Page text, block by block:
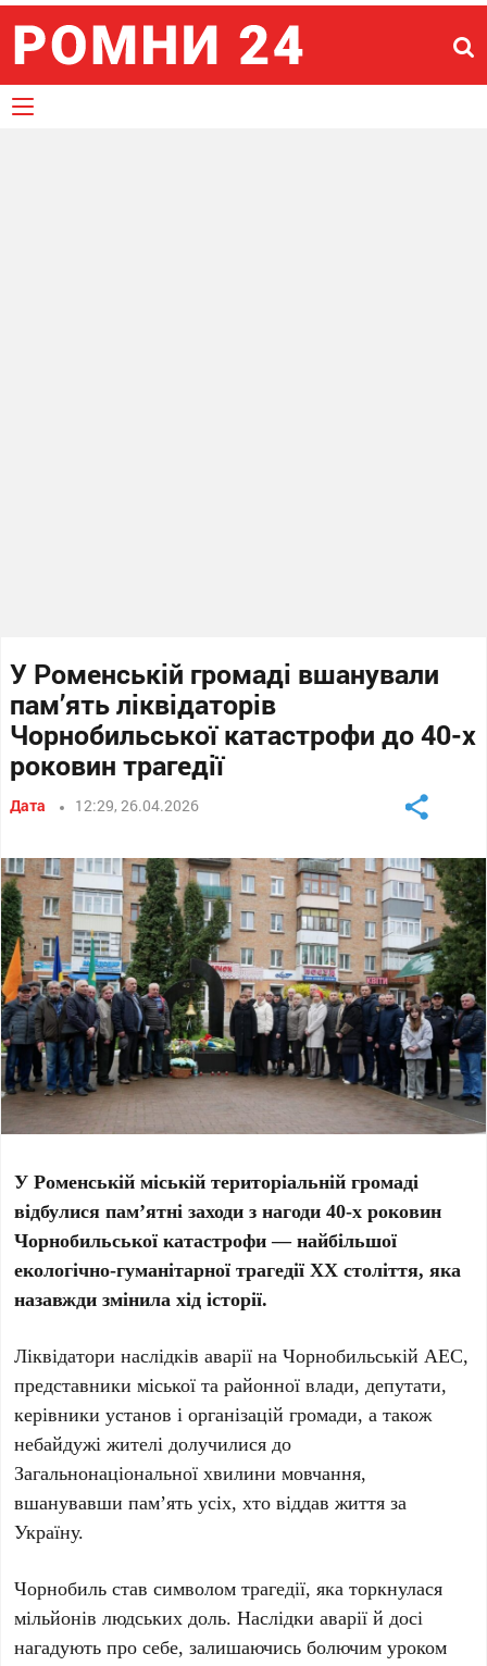
У Роменській громаді вшанували
пам’ять ліквідаторів
Чорнобильської катастрофи до 40-х
роковин трагедії
Дата 12:29, 26.04.2026
У Роменській міській територіальній громаді
відбулися пам’ятні заходи з нагоди 40-х роковин
Чорнобильської катастрофи — найбільшої
екологічно-гуманітарної трагедії ХХ століття, яка
назавжди змінила хід історії.
Ліквідатори наслідків аварії на Чорнобильській АЕС,
представники міської та районної влади, депутати,
керівники установ і організацій громади, а також
небайдужі жителі долучилися до
Загальнонаціональної хвилини мовчання,
вшанувавши пам’ять усіх, хто віддав життя за
Україну.
Чорнобиль став символом трагедії, яка торкнулася
мільйонів людських доль. Наслідки аварії й досі
нагадують про себе, залишаючись болючим уроком